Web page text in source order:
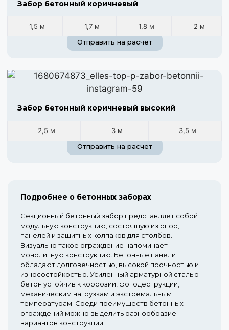
Забор бетонный коричневый
1,5 м 1,7 м 1,8 м
2 м
Отправить на расчет
Забор бетонный коричневый высокий
2,5 м 3 м
3,5 м
Отправить на расчет
Подробнее о бетонных заборах
Секционный бетонный забор представляет собой
модульную конструкцию, состоящую из опор,
панелей и защитных колпаков для столбов.
Визуально такое ограждение напоминает
монолитную конструкцию. Бетонные панели
обладают долговечностью, высокой прочностью и
износостойкостью. Усиленный арматурной сталью
бетон устойчив к коррозии, фотодеструкции,
механическим нагрузкам и экстремальным
температурам. Среди преимуществ бетонных
ограждений можно выделить разнообразие
вариантов конструкции.